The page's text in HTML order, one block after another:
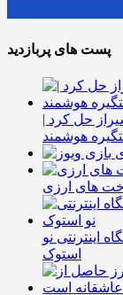
پست های پربازدید
حل کرد |
هوشمند
های ارزی
اینترنتی نو
استوک